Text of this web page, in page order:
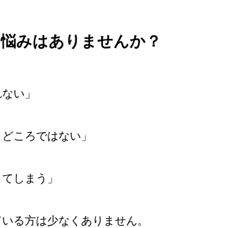
みはありませんか？
い」
ころではない」
しまう」
る方は少なくありません。